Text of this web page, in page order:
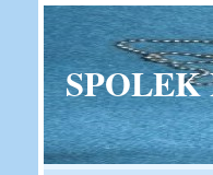
SPOLEK